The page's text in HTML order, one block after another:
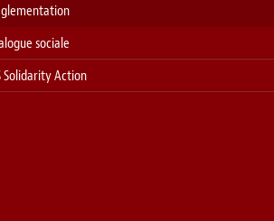
sociale
Solidarity Action